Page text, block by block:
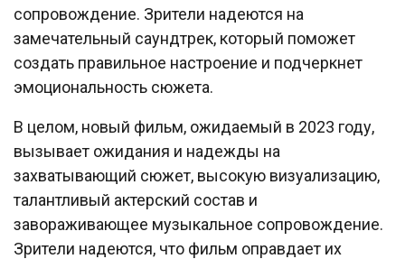
сопровождение. Зрители надеются на
замечательный саундтрек, который поможет
создать правильное настроение и подчеркнет
эмоциональность сюжета.
В целом, новый фильм, ожидаемый в 2023 году,
вызывает ожидания и надежды на
захватывающий сюжет, высокую визуализацию,
талантливый актерский состав и
завораживающее музыкальное сопровождение.
Зрители надеются, что фильм оправдает их